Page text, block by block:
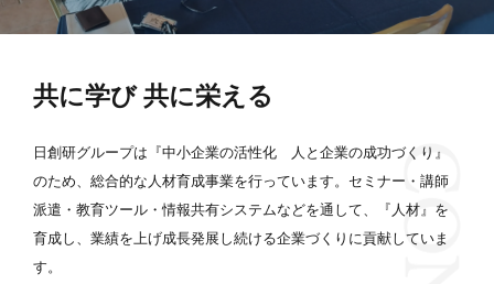
共に学び 共に栄える
日創研グループは『中小企業の活性化 人と企業の成功づくり』
のため、総合的な人材育成事業を行っています。セミナー・講師
派遣・教育ツール・情報共有システムなどを通して、『人材』を
育成し、業績を上げ成長発展し続ける企業づくりに貢献していま
す。